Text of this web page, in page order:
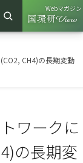
サイト内検索
検索
Webマガジン
（別ウイ
CH4)の長期変動
ワークに
の長期変